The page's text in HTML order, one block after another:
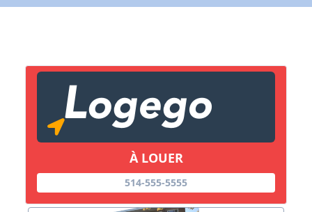
À LOUER
514-555-5555
Copier lien
X Fermer Envoyez